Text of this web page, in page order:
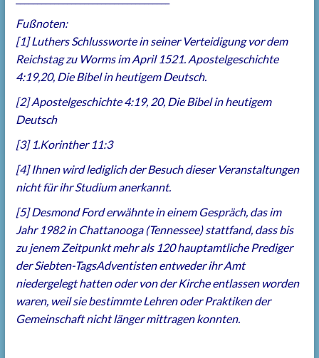
Fußnoten:
[1] Luthers Schlussworte in seiner Verteidigung vor dem
Reichstag zu Worms im April 1521. Apostelgeschichte
4:19,20, Die Bibel in heutigem Deutsch.
[2] Apostelgeschichte 4:19, 20, Die Bibel in heutigem
Deutsch
[3] 1.Korinther 11:3
[4] Ihnen wird lediglich der Besuch dieser Veranstaltungen
nicht für ihr Studium anerkannt.
[5] Desmond Ford erwähnte in einem Gespräch, das im
Jahr 1982 in Chattanooga (Tennessee) stattfand, dass bis
zu jenem Zeitpunkt mehr als 120 hauptamtliche Prediger
der Siebten-Tags­Adventisten entweder ihr Amt
niedergelegt hatten oder von der Kirche entlassen worden
waren, weil sie bestimmte Lehren oder Praktiken der
Gemeinschaft nicht länger mittragen konnten.